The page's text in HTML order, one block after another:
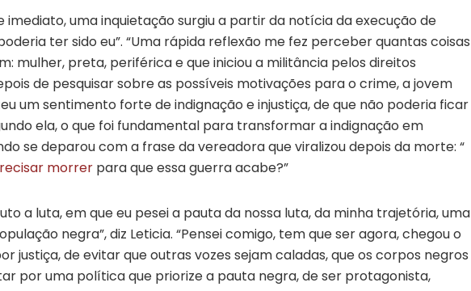
imediato, uma inquietação surgiu a partir da notícia da execução de
ter sido eu”. “Uma rápida reflexão me fez perceber quantas coisas
mulher, preta, periférica e que iniciou a militância pelos direitos
de pesquisar sobre as possíveis motivações para o crime, a jovem
um sentimento forte de indignação e injustiça, de que não poderia ficar
ela, o que foi fundamental para transformar a indignação em
se deparou com a frase da vereadora que viralizou depois da morte: “
morrer para que essa guerra acabe?”
a luta, em que eu pesei a pauta da nossa luta, da minha trajetória, uma
negra”, diz Leticia. “Pensei comigo, tem que ser agora, chegou o
justiça, de evitar que outras vozes sejam caladas, que os corpos negros
por uma política que priorize a pauta negra, de ser protagonista,